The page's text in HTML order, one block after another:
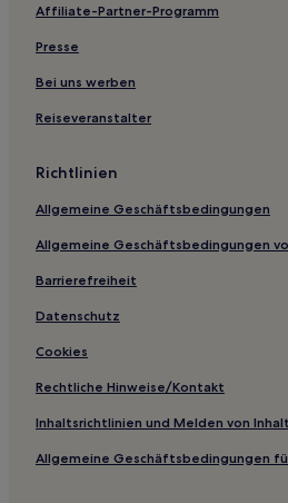
Affiliate-Partner-Programm
Presse
Bei uns werben
Reiseveranstalter
Richtlinien
Allgemeine Geschäftsbedingungen
Allgemeine Geschäftsbedingungen
Barrierefreiheit
Datenschutz
Cookies
Rechtliche Hinweise/Kontakt
Inhaltsrichtlinien und Melden von
Allgemeine Geschäftsbedingungen